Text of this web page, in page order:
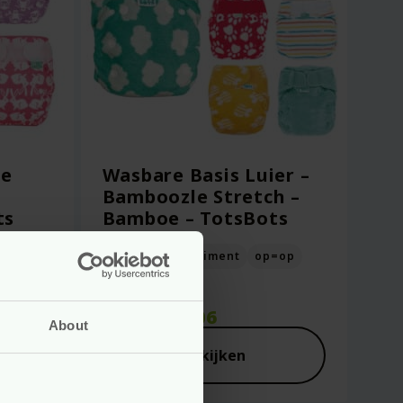
About
Wasbare Basis Luier –
Bamboozle Stretch –
Bamboe – TotsBots
gaat uit assortiment op=op
17.06
Bekijken